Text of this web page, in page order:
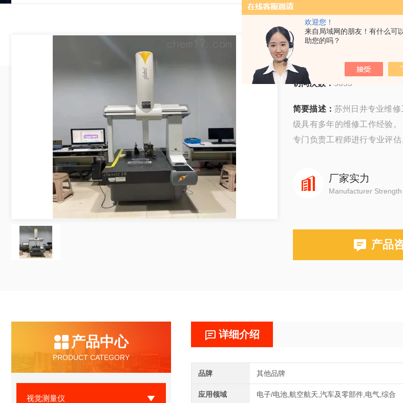
欢迎您！
来自局域网的朋友！有什么可
助您的吗？
三次元移机
访问次数： 5853
简要描述： 苏州日井专业维
级具有多年的维修工作经验
专门负责工程师进行专业评
厂家实力
Manufacturer Strength
产品
产品中心
PRODUCT CATEGORY
视觉测量仪
详细介绍
品牌 其他品牌
应用领域 电子/电池,航空航天,汽车及零部件,电气,综合